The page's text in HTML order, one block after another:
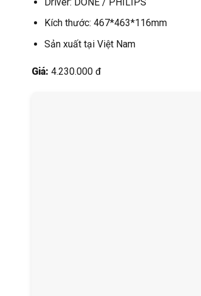
Kích thước: 467*463*116mm
Sản xuất tại Việt Nam
Giá: 4.230.000 đ